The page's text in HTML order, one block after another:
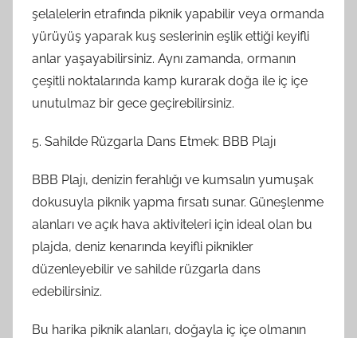
şelalelerin etrafında piknik yapabilir veya ormanda
yürüyüş yaparak kuş seslerinin eşlik ettiği keyifli
anlar yaşayabilirsiniz. Aynı zamanda, ormanın
çeşitli noktalarında kamp kurarak doğa ile iç içe
unutulmaz bir gece geçirebilirsiniz.
5. Sahilde Rüzgarla Dans Etmek: BBB Plajı
BBB Plajı, denizin ferahlığı ve kumsalın yumuşak
dokusuyla piknik yapma fırsatı sunar. Güneşlenme
alanları ve açık hava aktiviteleri için ideal olan bu
plajda, deniz kenarında keyifli piknikler
düzenleyebilir ve sahilde rüzgarla dans
edebilirsiniz.
Bu harika piknik alanları, doğayla iç içe olmanın